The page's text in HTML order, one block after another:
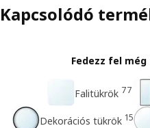
Kapcsolódó
Fedezz fel
Falitükrök 77
Dekorációs tükrök 15